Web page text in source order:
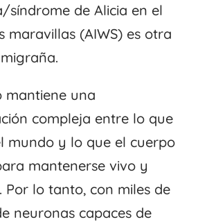
síndrome de Alicia en el
maravillas (AIWS) es otra
mantiene una
compleja entre lo que
mundo y lo que el cuerpo
mantenerse vivo y
Por lo tanto, con miles de
neuronas capaces de